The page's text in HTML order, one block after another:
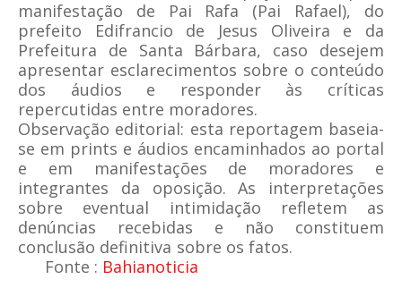
manifestação de Pai Rafa (Pai Rafael), do
prefeito Edifrancio de Jesus Oliveira e da
Prefeitura de Santa Bárbara, caso desejem
apresentar esclarecimentos sobre o conteúdo
dos áudios e responder às críticas
repercutidas entre moradores.
Observação editorial: esta reportagem baseia-
se em prints e áudios encaminhados ao portal
e em manifestações de moradores e
integrantes da oposição. As interpretações
sobre eventual intimidação refletem as
denúncias recebidas e não constituem
conclusão definitiva sobre os fatos.
Fonte : Bahianoticia